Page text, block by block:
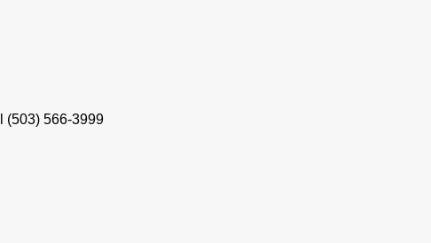
(503) 566-3999